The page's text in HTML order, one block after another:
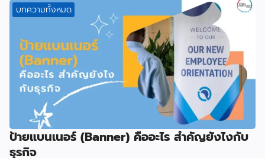
บทความทั้งหมด
ป้ายแบนเนอร์ (Banner) คืออะไร สำคัญยังไงกับ
ธุรกิจ